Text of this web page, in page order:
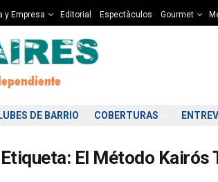
y Empresa Editorial Espectàculos Gourmet
DE BARRIO COBERTURAS
Etiqueta: El Método Kairós